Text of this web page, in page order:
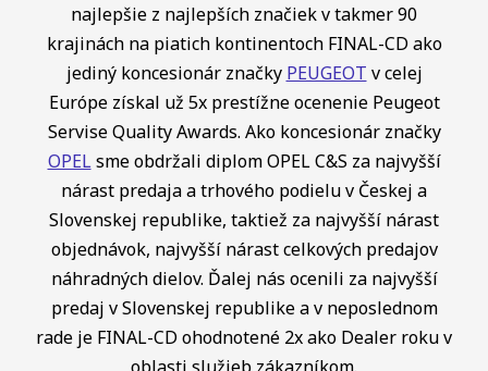
najlepšie z najlepších značiek v takmer 90
krajinách na piatich kontinentoch FINAL-CD ako
jediný koncesionár značky PEUGEOT v celej
Európe získal už 5x prestížne ocenenie Peugeot
Servise Quality Awards. Ako koncesionár značky
OPELsme obdržali diplom OPEL C&S za najvyšší
nárast predaja a trhového podielu v Českej a
Slovenskej republike, taktiež za najvyšší nárast
objednávok, najvyšší nárast celkových predajov
náhradných dielov. Ďalej nás ocenili za najvyšší
predaj v Slovenskej republike a v neposlednom
rade je FINAL-CD ohodnotené 2x ako Dealer roku v